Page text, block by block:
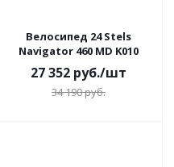
Велосипед 24 Stels
Navigator 460 MD K010
27 352 руб./шт
34 190руб.